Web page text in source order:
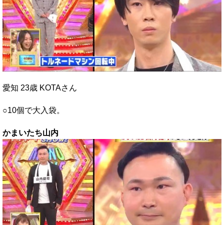
愛知 23歳 KOTAさん
○10個で大入袋。
かまいたち山内